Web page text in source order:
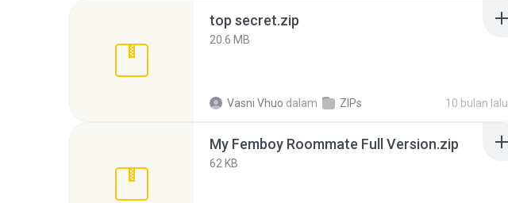
top secret.zip
20.6 MB
Vasni Vhuo dalam ZIPs 10 bulan lalu
My Femboy Roommate Full Version.zip
62 KB